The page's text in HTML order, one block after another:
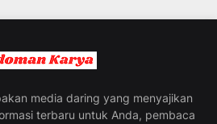
media daring yang menyajikan
terbaru untuk Anda, pembaca